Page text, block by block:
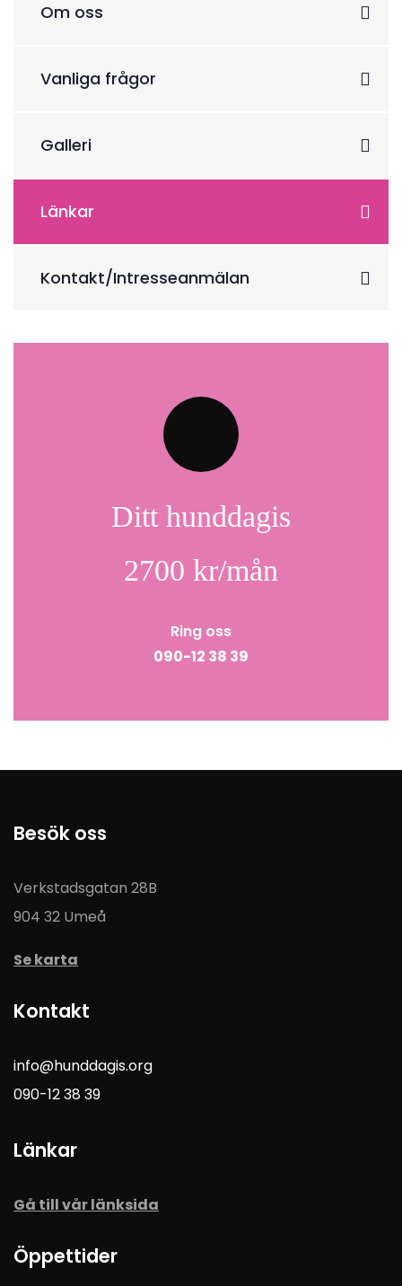
Om oss
Vanliga frågor
Galleri
Länkar
Kontakt/Intresseanmälan
Ditt hunddagis
2700 kr/mån
Ring oss
090-12 38 39
Besök oss
Verkstadsgatan 28B
904 32 Umeå
Se karta
Kontakt
info@hunddagis.org
090-12 38 39
Länkar
Gå till vår länksida
Öppettider